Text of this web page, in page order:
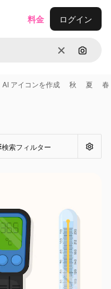
消去 画像で
料金 ログイン
AI アイコンを作成 秋 夏 春
検索フィルター